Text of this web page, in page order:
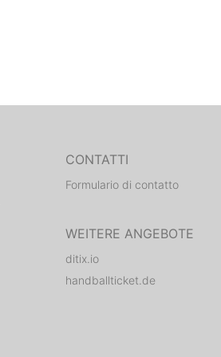
CONTATTI
Formulario di contatto
WEITERE ANGEBOTE
ditix.io
handballticket.de